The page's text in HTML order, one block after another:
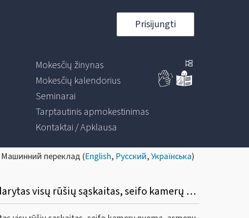
Prisijungti
Mokesčių žinynas
Mokesčių kalendorius
Seminarai
Tarptautinis apmokestinimas
Kontaktai / Apklausa
переклад (English, Русский,Українська)
Dėl atnaujinto Finansų rinkos dalyvių teikiamų duomenų apie atidarytas ir uždarytas visų rūšių sąskaitas, seifo kamerų nuomą, asmenų atstovus ir naudos gavėjus XML pranešimo aprašymo